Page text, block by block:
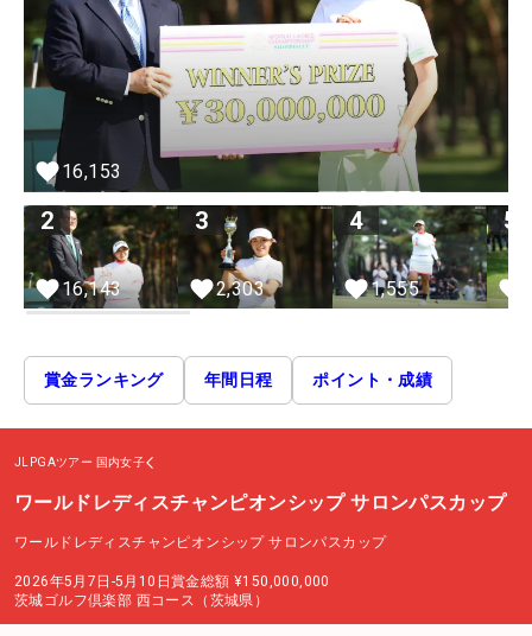
16,153
2
16,143
3
2,303
4
1,555
5
賞金ランキング 年間日程 ポイント・成績
JLPGAツアー 国内女子
ワールドレディスチャンピオンシップ サロンパスカップ
ワールドレディスチャンピオンシップ サロンパスカップ
2026年5月7日-5月10日賞金総額 ¥150,000,000
茨城ゴルフ倶楽部 西コース（茨城県）